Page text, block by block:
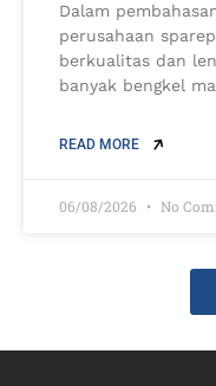
Dalam
perusahaan
berkualitas dan
banyak bengkel
READ MORE
06/08/2026 No